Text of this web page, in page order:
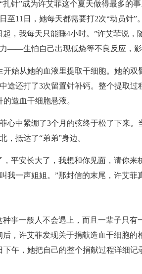
”成为许艾菲这个夏天做得最多的事
至11日，她每天都需要打2次“动员针
起，我每天只能睡4小时。”许艾菲说，
——生怕自己出现低烧等不良反应，
始从她的血液里提取干细胞。她的双
途还打了3次留置针补钙。整个提取过
造血干细胞悬液。
中紧绷了3个月的弦终于松了下来。
，抵达了“弟弟”身边。
安长大了，我想和你见面，请你来
我一声姐姐。”那封信的末尾，许艾菲
一般人不会遇上，而且一辈子只有
，许艾菲发现关于捐献造血干细胞的
下午，她把自己的整个捐献过程详细